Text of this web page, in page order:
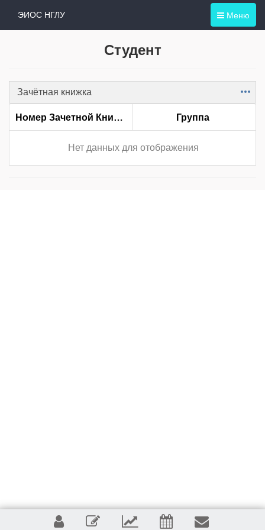
Меню
ЭИОС НГЛУ
Студент
Зачётная книжка Item
Номер Зачетной Книжки Группа
Нет данных для отображения